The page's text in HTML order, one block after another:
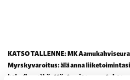
KATSO TALLENNE: MK
Myrskyvaroitus: älä anna
haku(kone)käyttäytymisen muutoksen